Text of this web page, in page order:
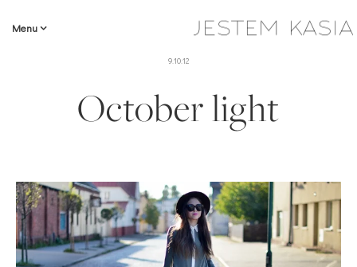
Menu
9.10.12
October light